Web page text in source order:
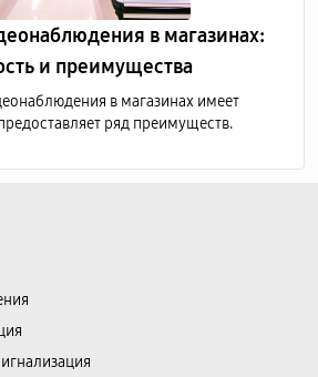
в магазинах:
и преимущества
в магазинах имеет
ряд преимуществ.